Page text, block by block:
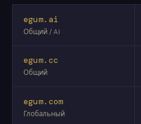
egum.ai
Общий / AI
egum.cc
Общий
egum.com
Глобальный